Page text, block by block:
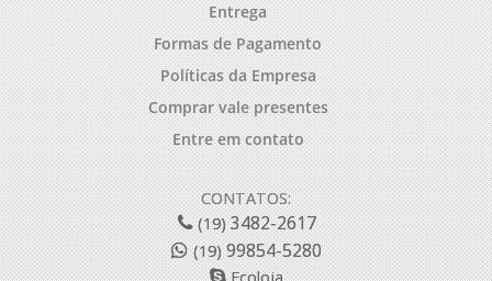
Entrega
Formas de Pagamento
Políticas da Empresa
Comprar vale presentes
Entre em contato
CONTATOS:
(19)3482-2617
(19)99854-5280